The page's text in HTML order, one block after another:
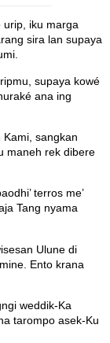
urip, iku marga
sira lan supaya
supaya kowé
ana ing
sangkan
maneh rek dibere
terros me’
Tang nyama
Ulune di
Ento krana
weddik-Ka
tarompo asek-Ku